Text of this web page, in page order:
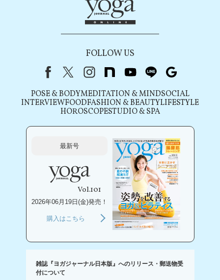
FOLLOW US
FacebookX（旧Twitter）
instagram
note youtubeline
POSE & BODYMEDITATION & MINDSOCIAL
INTERVIEWFOODFASHION & BEAUTYLIFESTYLE
HOROSCOPESTUDIO & SPA
最新号
Vol.101
2026年06月19日(金)発売！
購入はこちら
雑誌『ヨガジャーナル日本版』へのリリース・郵送物受
付について